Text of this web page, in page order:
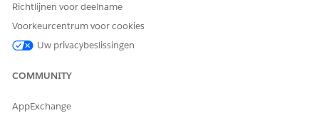
zijn wanneer het werk begint.
HEEFT DIT ARTIKEL UW PROBLEEM OPGELOST?
Richtlijnen voor deelname
Voorkeurcentrum voor cookies
Uw privacybeslissingen
COMMUNITY
AppExchange